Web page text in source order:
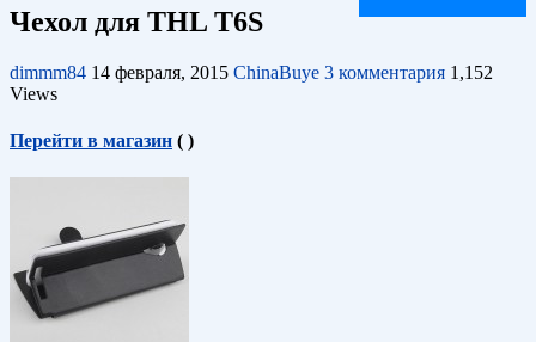
Чехол для THL T6S
dimmm84 14 февраля, 2015 ChinaBuye 3 комментария 1,152
Views
Перейти в магазин ( )